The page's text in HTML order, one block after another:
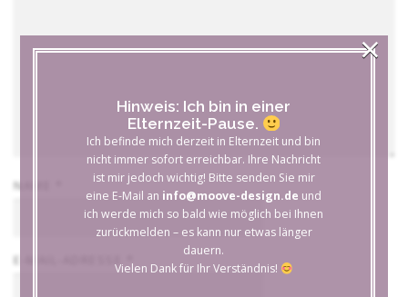
NAME
E-MAIL-ADRESSE *
Hinweis: Ich bin in einer
Elternzeit-Pause.
Ich befinde mich derzeit in Elternzeit und bin
nicht immer sofort erreichbar. Ihre Nachricht
ist mir jedoch wichtig! Bitte senden Sie mir
eine E-Mail an info@moove-design.de und
ich werde mich so bald wie möglich bei Ihnen
zurückmelden – es kann nur etwas länger
dauern.
Vielen Dank für Ihr Verständnis!
×